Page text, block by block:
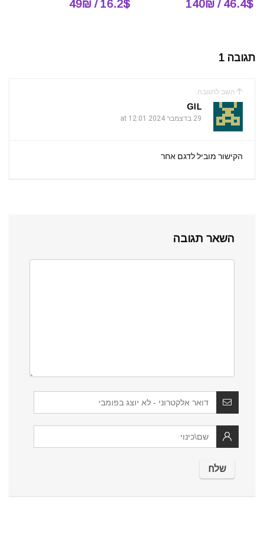
46.4$ / 140₪
16.2$ / 49₪
תגובה 1
השב לתגובה
GIL
29 בדצמבר 2024 at 12:01
הקישור מוביל לדגם אחר
השאר תגובה